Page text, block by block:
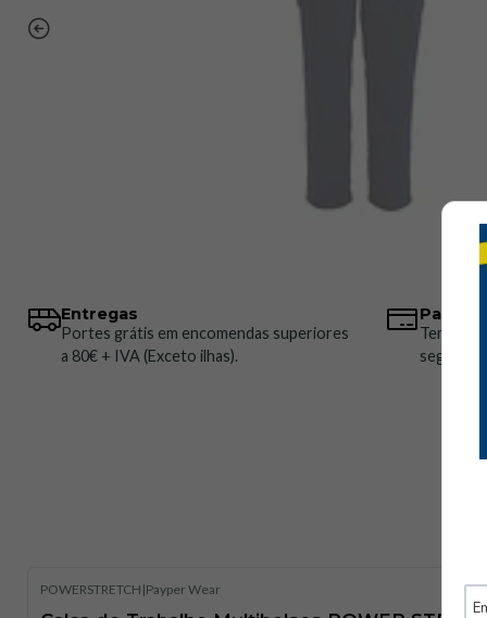
Entregas
Portes grátis em encomendas superiores
a 80€ + IVA (Exceto ilhas).
Temos
seguros
POWERSTRETCH |Payper Wear